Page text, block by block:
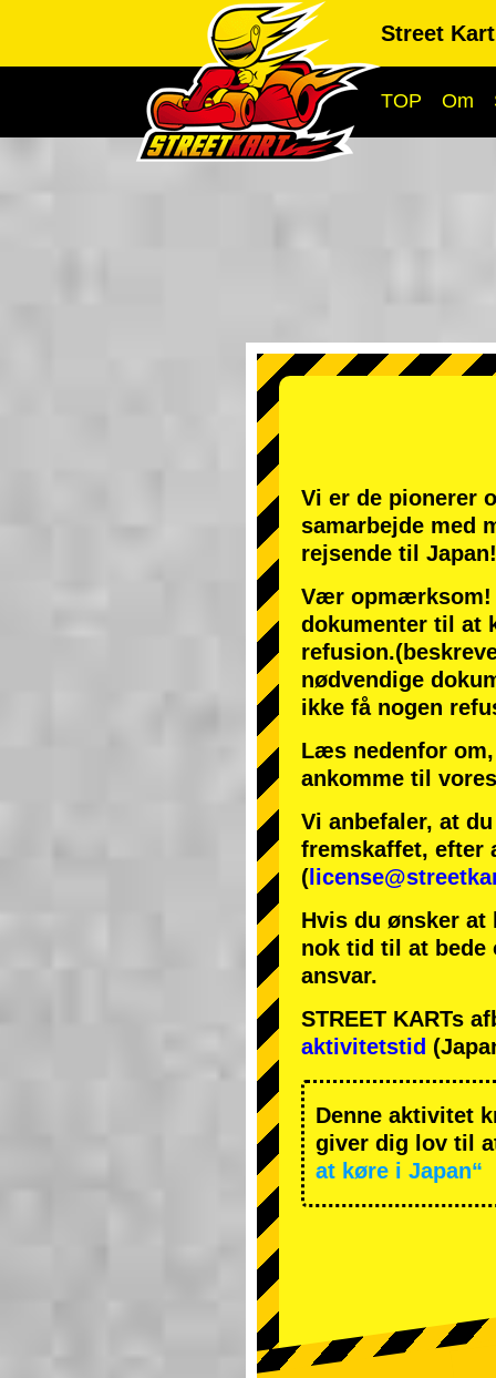
Street
TOP Om
Vi er de pionerer
samarbejde med
rejsende til
Vær opmærksom!
dokumenter til at
refusion.
nødvendige
ikke få nogen
Læs nedenfor
ankomme til
Vi anbefaler, at
fremskaffet, efter
(
Hvis du ønsker
nok tid til at bede
ansvar.
STREET KARTs
aktivitetstid
Denne aktivitet
giver dig lov til
at køre i Japan“